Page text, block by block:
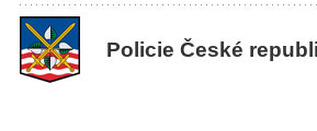
Policie České